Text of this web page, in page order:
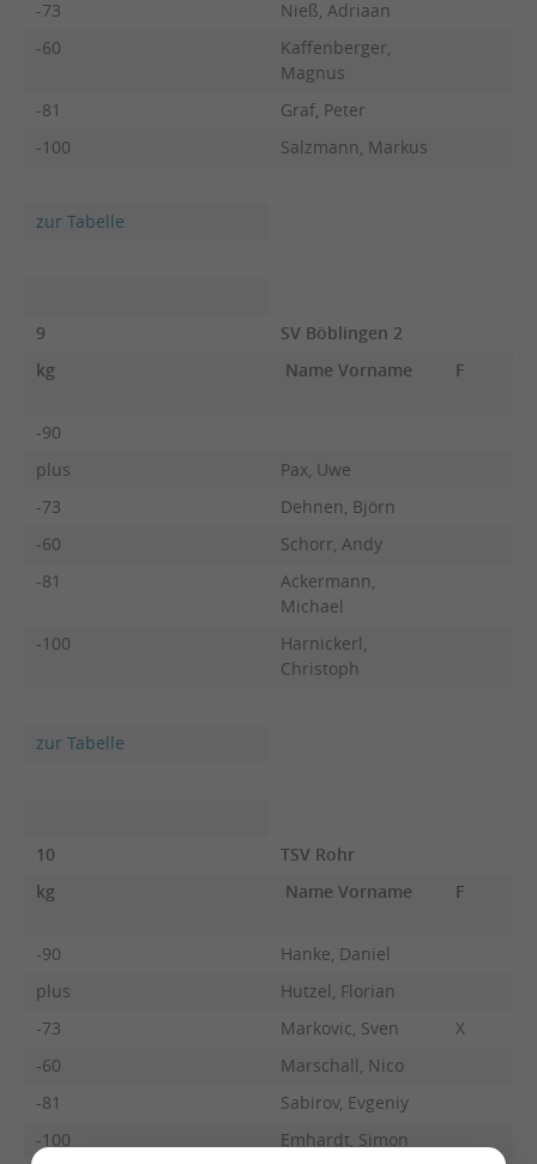
-73
Nieß, Adriaan
-60
Kaffenberger,
Magnus
-81
Graf, Peter
-100
Salzmann, Markus
zur Tabelle
9
SV Böblingen 2
kg
Name Vorname F
-90
plus
Pax, Uwe
-73
Dehnen, Björn
-60
Schorr, Andy
-81
Ackermann,
Michael
-100
Harnickerl,
Christoph
zur Tabelle
10
TSV Rohr
kg
Name Vorname F
-90
Hanke, Daniel
plus
Hutzel, Florian
-73
Markovic, Sven
X
-60
Marschall, Nico
-81
Sabirov, Evgeniy
-100
Emhardt, Simon